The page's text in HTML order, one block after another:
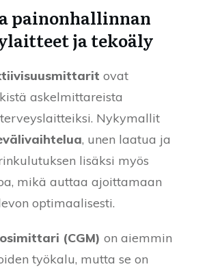
painonhallinnan
ja tekoäly
ovat
askelmittareista
Nykymallit
, unen laatua ja
lisäksi myös
mikä auttaa ajoittamaan
optimaalisesti.
(CGM) on aiemmin
työkalu, mutta se on